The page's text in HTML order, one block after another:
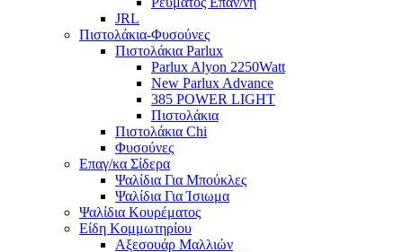
JRL
Πιστολάκια-Φυσούνες
Πιστολάκια Parlux
Parlux Alyon 2250Watt
New Parlux Advance
385 POWER LIGHT
Πιστολάκια
Πιστολάκια Chi
Φυσούνες
Επαγ/κα Σίδερα
Ψαλίδια Για Μπούκλες
Ψαλίδια Για Ίσιωμα
Ψαλίδια Κουρέματος
Είδη Κομμωτηρίου
Αξεσουάρ Μαλλιών